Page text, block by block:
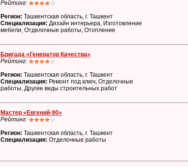
Рейтинг:
Регион: Ташкентская область, г. Ташкент
Специализация: Дизайн интерьера, Изготовление
мебели, Отделочные работы, Отопление
Бригада «Генератор Качества»
Рейтинг:
Регион: Ташкентская область, г. Ташкент
Специализация: Ремонт под ключ, Отделочные
работы, Другие виды строительных работ
Мастер «Евгений-90»
Рейтинг:
Регион: Ташкентская область, г. Ташкент
Специализация: Отделочные работы